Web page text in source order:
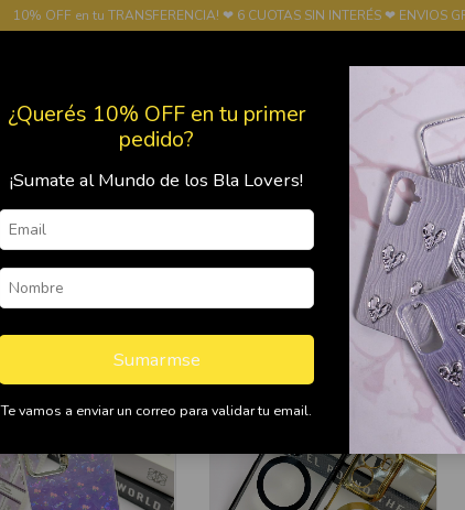
10% OFF en tu TRANSFERENCIA! ❤ 6 CUOTAS SIN INTERÉS ❤ ENVIOS
Política de Devolución
> Moto G05
¿Querés 10% OFF en tu primer
pedido?
¡Sumate al Mundo de los Bla Lovers!
Sumarmse
Te vamos a enviar un correo para validar tu email.